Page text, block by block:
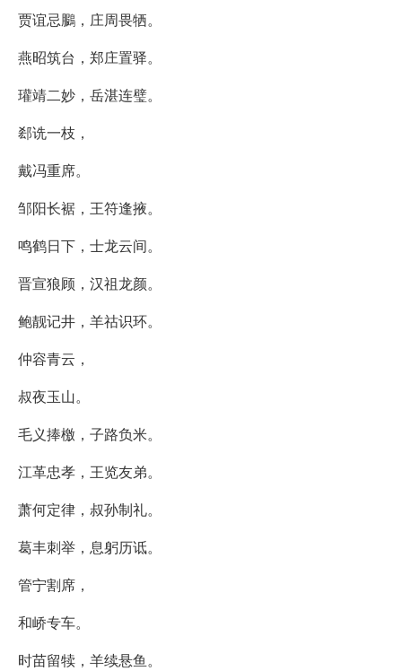
贾谊忌鵩，庄周畏牺。
燕昭筑台，郑庄置驿。
瓘靖二妙，岳湛连璧。
郄诜一枝，
戴冯重席。
邹阳长裾，王符逢掖。
鸣鹤日下，士龙云间。
晋宣狼顾，汉祖龙颜。
鲍靓记井，羊祜识环。
仲容青云，
叔夜玉山。
毛义捧檄，子路负米。
江革忠孝，王览友弟。
萧何定律，叔孙制礼。
葛丰刺举，息躬历诋。
管宁割席，
和峤专车。
时苗留犊，羊续悬鱼。